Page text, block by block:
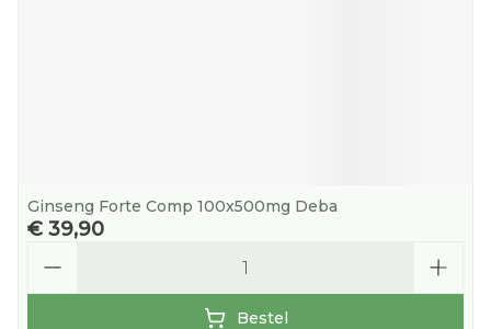
Ginseng Forte Comp 100x500mg Deba
€ 39,90
Bestel